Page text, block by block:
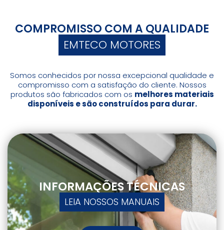
COMPROMISSO COM A QUALIDADE
EMTECO MOTORES
Somos conhecidos por nossa excepcional qualidade e
compromisso com a satisfação do cliente. Nossos
produtos são fabricados com os melhores materiais
disponíveis e são construídos para durar.
INFORMAÇÕES TÉCNICAS
LEIA NOSSOS MANUAIS